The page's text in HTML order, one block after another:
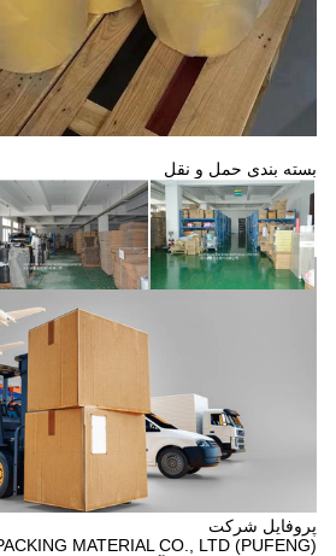
بسته بندی حمل و نقل
پروفایل شرکت
MATERIAL CO., LTD (PUFENG)